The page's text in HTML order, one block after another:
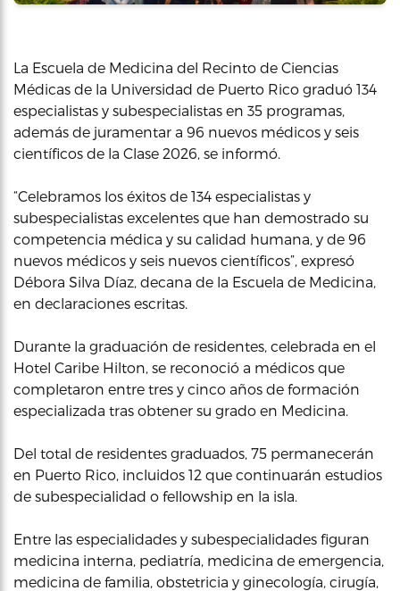
La Escuela de Medicina del Recinto de Ciencias
Médicas de la Universidad de Puerto Rico graduó 134
especialistas y subespecialistas en 35 programas,
además de juramentar a 96 nuevos médicos y seis
científicos de la Clase 2026, se informó.
“Celebramos los éxitos de 134 especialistas y
subespecialistas excelentes que han demostrado su
competencia médica y su calidad humana, y de 96
nuevos médicos y seis nuevos científicos”, expresó
Débora Silva Díaz, decana de la Escuela de Medicina,
en declaraciones escritas.
Durante la graduación de residentes, celebrada en el
Hotel Caribe Hilton, se reconoció a médicos que
completaron entre tres y cinco años de formación
especializada tras obtener su grado en Medicina.
Del total de residentes graduados, 75 permanecerán
en Puerto Rico, incluidos 12 que continuarán estudios
de subespecialidad o fellowship en la isla.
Entre las especialidades y subespecialidades figuran
medicina interna, pediatría, medicina de emergencia,
medicina de familia, obstetricia y ginecología, cirugía,